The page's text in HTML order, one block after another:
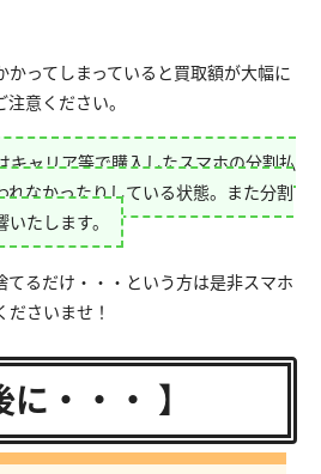
かってしまっていると買取額が大幅に
意ください。
ャリア等で購入したスマホの分割払
れなかったりしている状態。また分割
たします。
てるだけ・・・という方は是非スマホ
さいませ！
に・・・ 】